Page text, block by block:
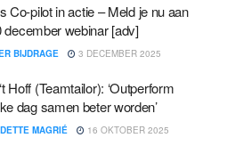
Co-pilot in actie – Meld je nu aan
december webinar [adv]
BIJDRAGE 3 DECEMBER 2025
Hoff (Teamtailor): ‘Outperform
dag samen beter worden’
MAGRIÉ 16 OKTOBER 2025